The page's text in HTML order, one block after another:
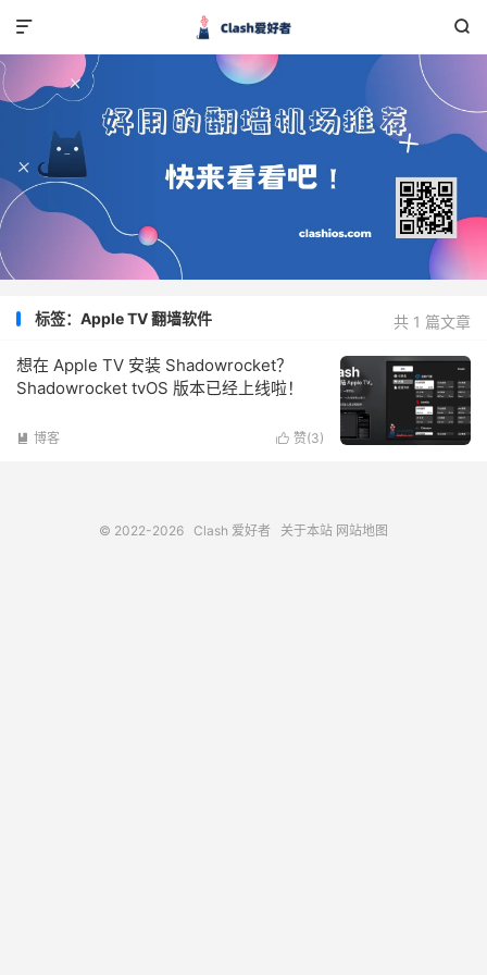


共 1 篇文章
标签：Apple TV 翻墙软件
想在 Apple TV 安装 Shadowrocket？
Shadowrocket tvOS 版本已经上线啦！
 赞(3)
 博客
© 2022-2026 Clash 爱好者 关于本站 网站地图